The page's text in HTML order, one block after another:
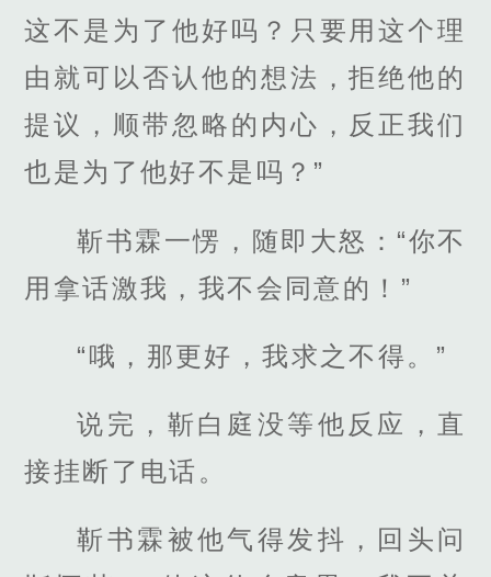
这不是为了他好吗？只要用这个理
由就可以否认他的想法，拒绝他的
提议，顺带忽略的内心，反正我们
也是为了他好不是吗？”
靳书霖一愣，随即大怒：“你不
用拿话激我，我不会同意的！”
“哦，那更好，我求之不得。”
说完，靳白庭没等他反应，直
接挂断了电话。
靳书霖被他气得发抖，回头问